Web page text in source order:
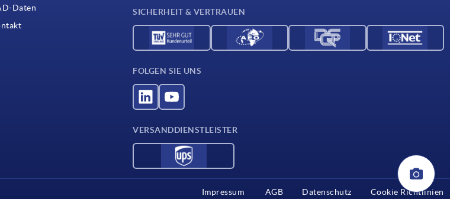
Daten
SICHERHEIT & VERTRAUEN
FOLGEN SIE UNS
VERSANDDIENSTLEISTER
Impressum AGB Datenschutz Cookie Richtlinien